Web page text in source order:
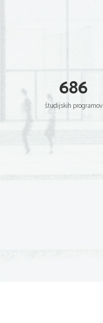
686
študijskih programov